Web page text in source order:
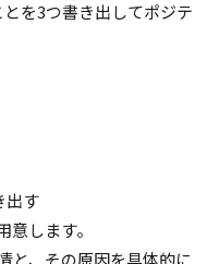
を3つ書き出してポジテ
出す
します。
と、その原因を具体的に